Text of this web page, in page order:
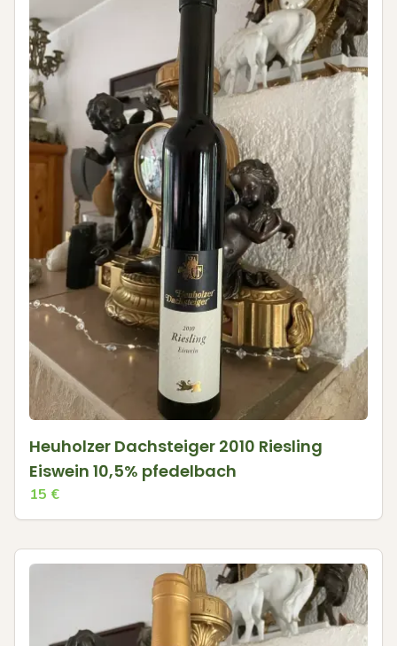
Heuholzer Dachsteiger 2010 Riesling
Eiswein 10,5% pfedelbach
15 €